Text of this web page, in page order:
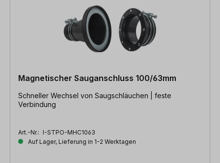
Magnetischer Sauganschluss 100/63mm
Schneller Wechsel von Saugschläuchen | feste
Verbindung
Art.-Nr.: I-STPO-MHC1063
Auf Lager, Lieferung in 1-2 Werktagen